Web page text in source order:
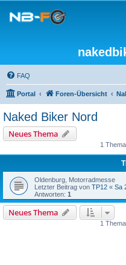
FAQ
Portal Foren-Übersicht
Naked Biker Nord
Neues Thema
1
Oldenburg, Motorradmesse
Letzter Beitrag von TP12 « Sa
Antworten: 1
Neues Thema
1